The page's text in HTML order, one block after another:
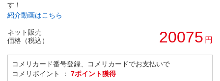
す！
紹介動画はこちら
ネット販売
価格（税込）
20075 円
コメリカード番号登録、コメリカードでお支払いで
コメリポイント ： 7ポイント獲得